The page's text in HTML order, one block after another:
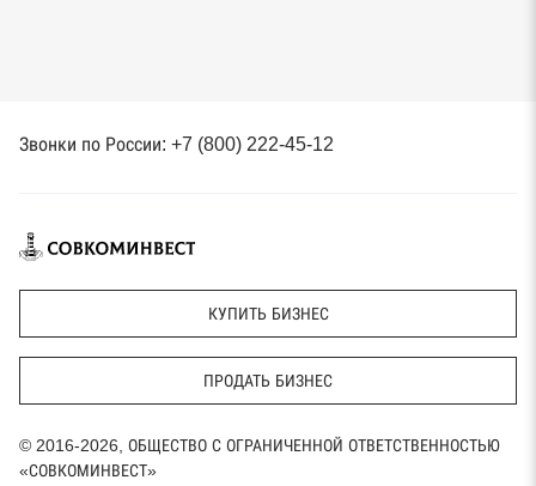
Звонки по России: +7 (800) 222-45-12
КУПИТЬ БИЗНЕС
ПРОДАТЬ БИЗНЕС
© 2016-2026, ОБЩЕСТВО С ОГРАНИЧЕННОЙ ОТВЕТСТВЕННОСТЬЮ
«СОВКОМИНВЕСТ»